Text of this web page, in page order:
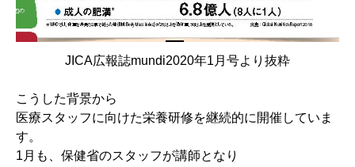
JICA広報誌mundi2020年1月号より抜粋
こうした背景から
医療スタッフに向けた栄養研修を継続的に開催していま
す。
1月も、保健省のスタッフが講師となり